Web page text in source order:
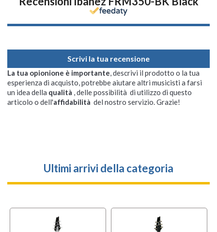
Scrivi la tua recensione
La tua opionione è importante, descrivi il prodotto o la tua
esperienza di acquisto, potrebbe aiutare altri musicisti a farsi
un idea della qualità , delle possibilità di utilizzo di questo
articolo o dell'affidabilità del nostro servizio. Grazie!
Ultimi arrivi della categoria